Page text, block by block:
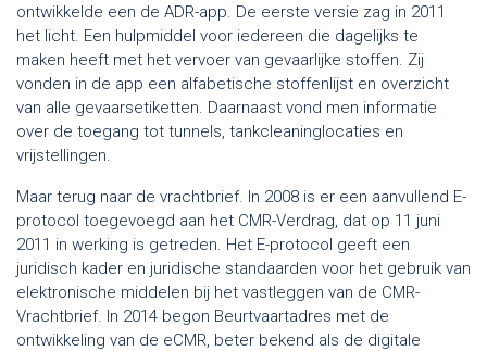
ontwikkelde een de ADR-app. De eerste versie zag in 2011
het licht. Een hulpmiddel voor iedereen die dagelijks te
maken heeft met het vervoer van gevaarlijke stoffen. Zij
vonden in de app een alfabetische stoffenlijst en overzicht
van alle gevaarsetiketten. Daarnaast vond men informatie
over de toegang tot tunnels, tankcleaninglocaties en
vrijstellingen.
Maar terug naar de vrachtbrief. In 2008 is er een aanvullend E-
protocol toegevoegd aan het CMR-Verdrag, dat op 11 juni
2011 in werking is getreden. Het E-protocol geeft een
juridisch kader en juridische standaarden voor het gebruik van
elektronische middelen bij het vastleggen van de CMR-
Vrachtbrief. In 2014 begon Beurtvaartadres met de
ontwikkeling van de eCMR, beter bekend als de digitale